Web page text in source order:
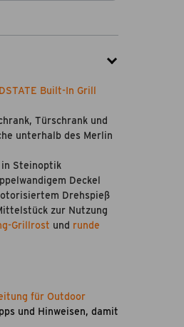
Built-In Grill
Türschrank und
unterhalb des Merlin
in Steinoptik
Deckel
Drehspieß
zur Nutzung
Grillrost und runde
für Outdoor
und Hinweisen, damit